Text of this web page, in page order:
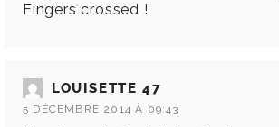
Fingers crossed !
LOUISETTE 47
5 DÉCEMBRE 2014 À 09:43